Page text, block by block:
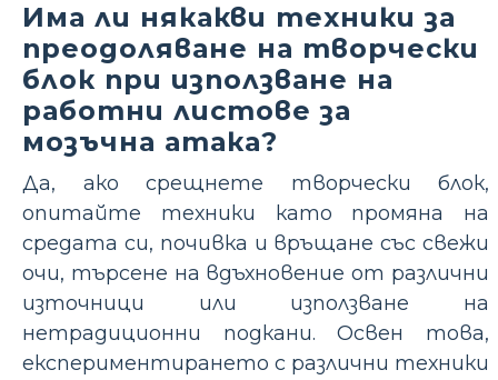
Има ли някакви техники за
преодоляване на творчески
блок при използване на
работни листове за
мозъчна атака?
Да, ако срещнете творчески блок,
опитайте техники като промяна на
средата си, почивка и връщане със свежи
очи, търсене на вдъхновение от различни
източници или използване на
нетрадиционни подкани. Освен това,
експериментирането с различни техники